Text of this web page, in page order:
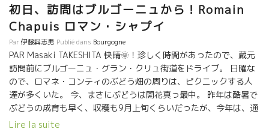
生物が皆無で砂漠のような無機質なものに近くなっていて、本来
の“シャブリ”と云われるスーッと伸びてくるミネラルが感じられな
いワインが殆どという現実になっていた。 トーマが２００３年よ
り、やってきたことは、ここの本来の“シャブリ”のあのミネラル感
を取りもどして、更により進化させて“深味”のある、まだ他の誰も
がやっていないシャブリ・テロワールの真価を表現することに的
を絞って努力してきたのだった。。 オザミの小松さんは、トーマ
の奮闘してきた過程ながら、彼が造るシャブリに、他にはない特
別な魅力を感じとっていた。 その訳を知りたくて、今回の訪問と
なった。 トーマは、ここシャブリの特殊なテロワールからブルゴ
初日、訪問はブルゴーニュから！Romain
Chapuis ロマン・シャプイ
Par伊藤與志男 Publié dans Bourgogne
PAR Masaki TAKESHITA 快晴🌞！珍しく時間があったので、蔵元
訪問前にブルゴーニュ・グラン・クリュ街道をドライブ。 日曜な
ので、ロマネ・コンティのぶどう畑の周りは、ピクニックする人
達が多くいた。 今、まさにぶどうは開花真っ最中。 昨年は酷暑で
ぶどうの成育も早く、収穫も9月上旬くらいだったが、今年は、通
常のリズムでゆっくりと育っており、収穫は9月末くらいとの事。
Lire la suite